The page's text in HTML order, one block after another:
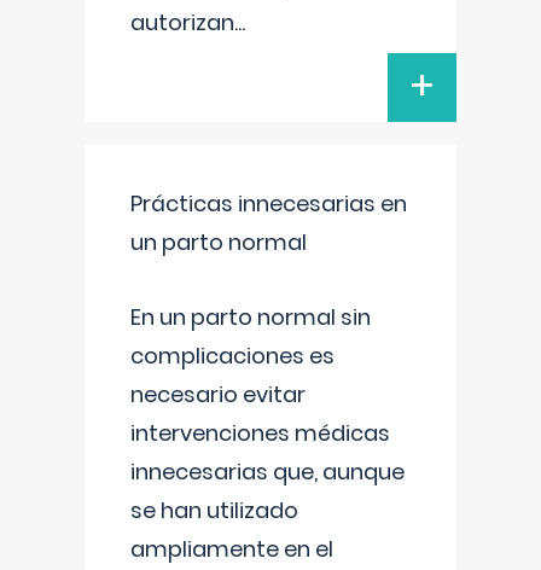
autorizan...
+
Prácticas innecesarias en
un parto normal
En un parto normal sin
complicaciones es
necesario evitar
intervenciones médicas
innecesarias que, aunque
se han utilizado
ampliamente en el